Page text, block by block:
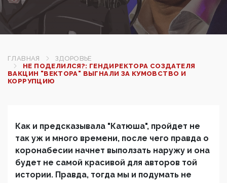
ГЛАВНАЯ
ЗДОРОВЬЕ
НЕ ПОДЕЛИЛСЯ?: ГЕНДИРЕКТОРА СОЗДАТЕЛЯ
ВАКЦИН "ВЕКТОРА" ВЫГНАЛИ ЗА КУМОВСТВО И
КОРРУПЦИЮ
Как и предсказывала "Катюша", пройдет не
так уж и много времени, после чего правда о
коронабесии начнет выползать наружу и она
будет не самой красивой для авторов той
истории. Правда, тогда мы и подумать не